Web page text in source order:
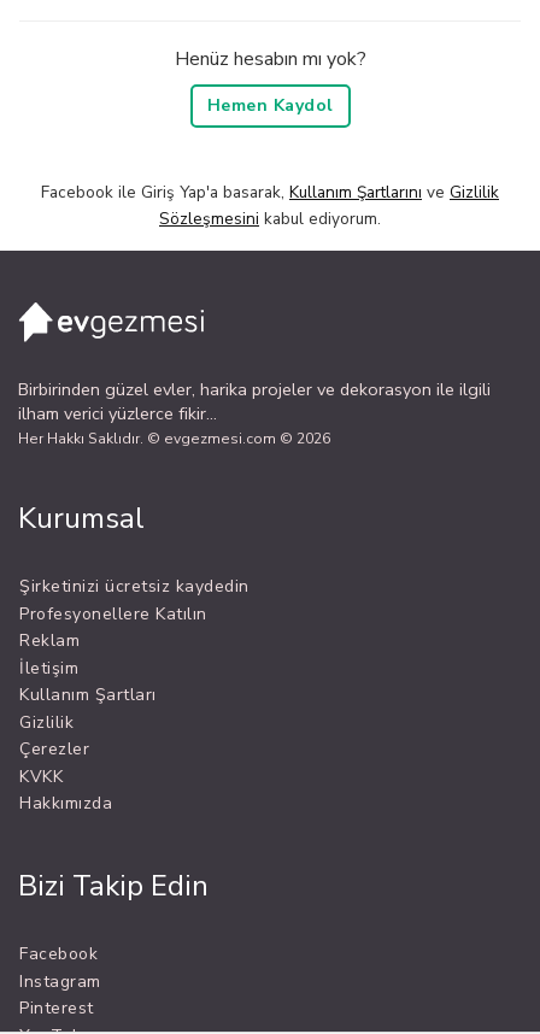
Henüz hesabın mı yok?
Hemen Kaydol
Facebook ile Giriş Yap'a basarak, Kullanım Şartlarını ve Gizlilik
Sözleşmesini kabul ediyorum.
Birbirinden güzel evler, harika projeler ve dekorasyon ile ilgili
ilham verici yüzlerce fikir...
Her Hakkı Saklıdır. © evgezmesi.com © 2026
Kurumsal
Şirketinizi ücretsiz kaydedin
Profesyonellere Katılın
Reklam
İletişim
Kullanım Şartları
Gizlilik
Çerezler
KVKK
Hakkımızda
Bizi Takip Edin
Facebook
Instagram
Pinterest